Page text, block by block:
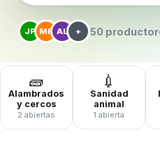
JP MR AL + 50
🧱
Alambrados
y cercos
2 abiertas
💉
Sanidad
animal
1 abierta